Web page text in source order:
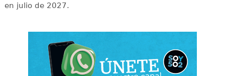
en julio de 2027.